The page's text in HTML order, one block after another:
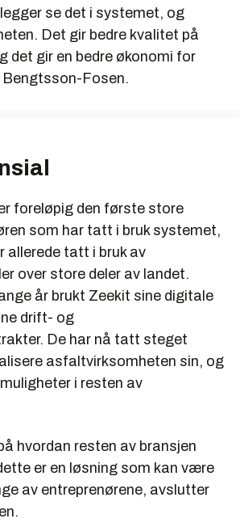
se det i systemet, og
Det gir bedre kvalitet på
det gir en bedre økonomi for
Bengtsson-Fosen.
foreløpig den første store
som har tatt i bruk systemet,
allerede tatt i bruk av
over store deler av landet.
år brukt Zeekit sine digitale
drift- og
De har nå tatt steget
asfaltvirksomheten sin, og
i resten av
hvordan resten av bransjen
er en løsning som kan være
av entreprenørene, avslutter